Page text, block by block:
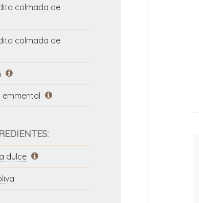
colmada de
colmada de
emmental
dulce